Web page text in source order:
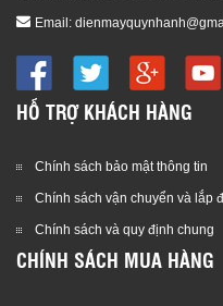
Email:
HỖ TRỢ KHÁCH HÀNG
Chính sách bảo mật thông tin
Chính sách vận chuyển và lắp
Chính sách và quy định chung
CHÍNH SÁCH MUA HÀNG